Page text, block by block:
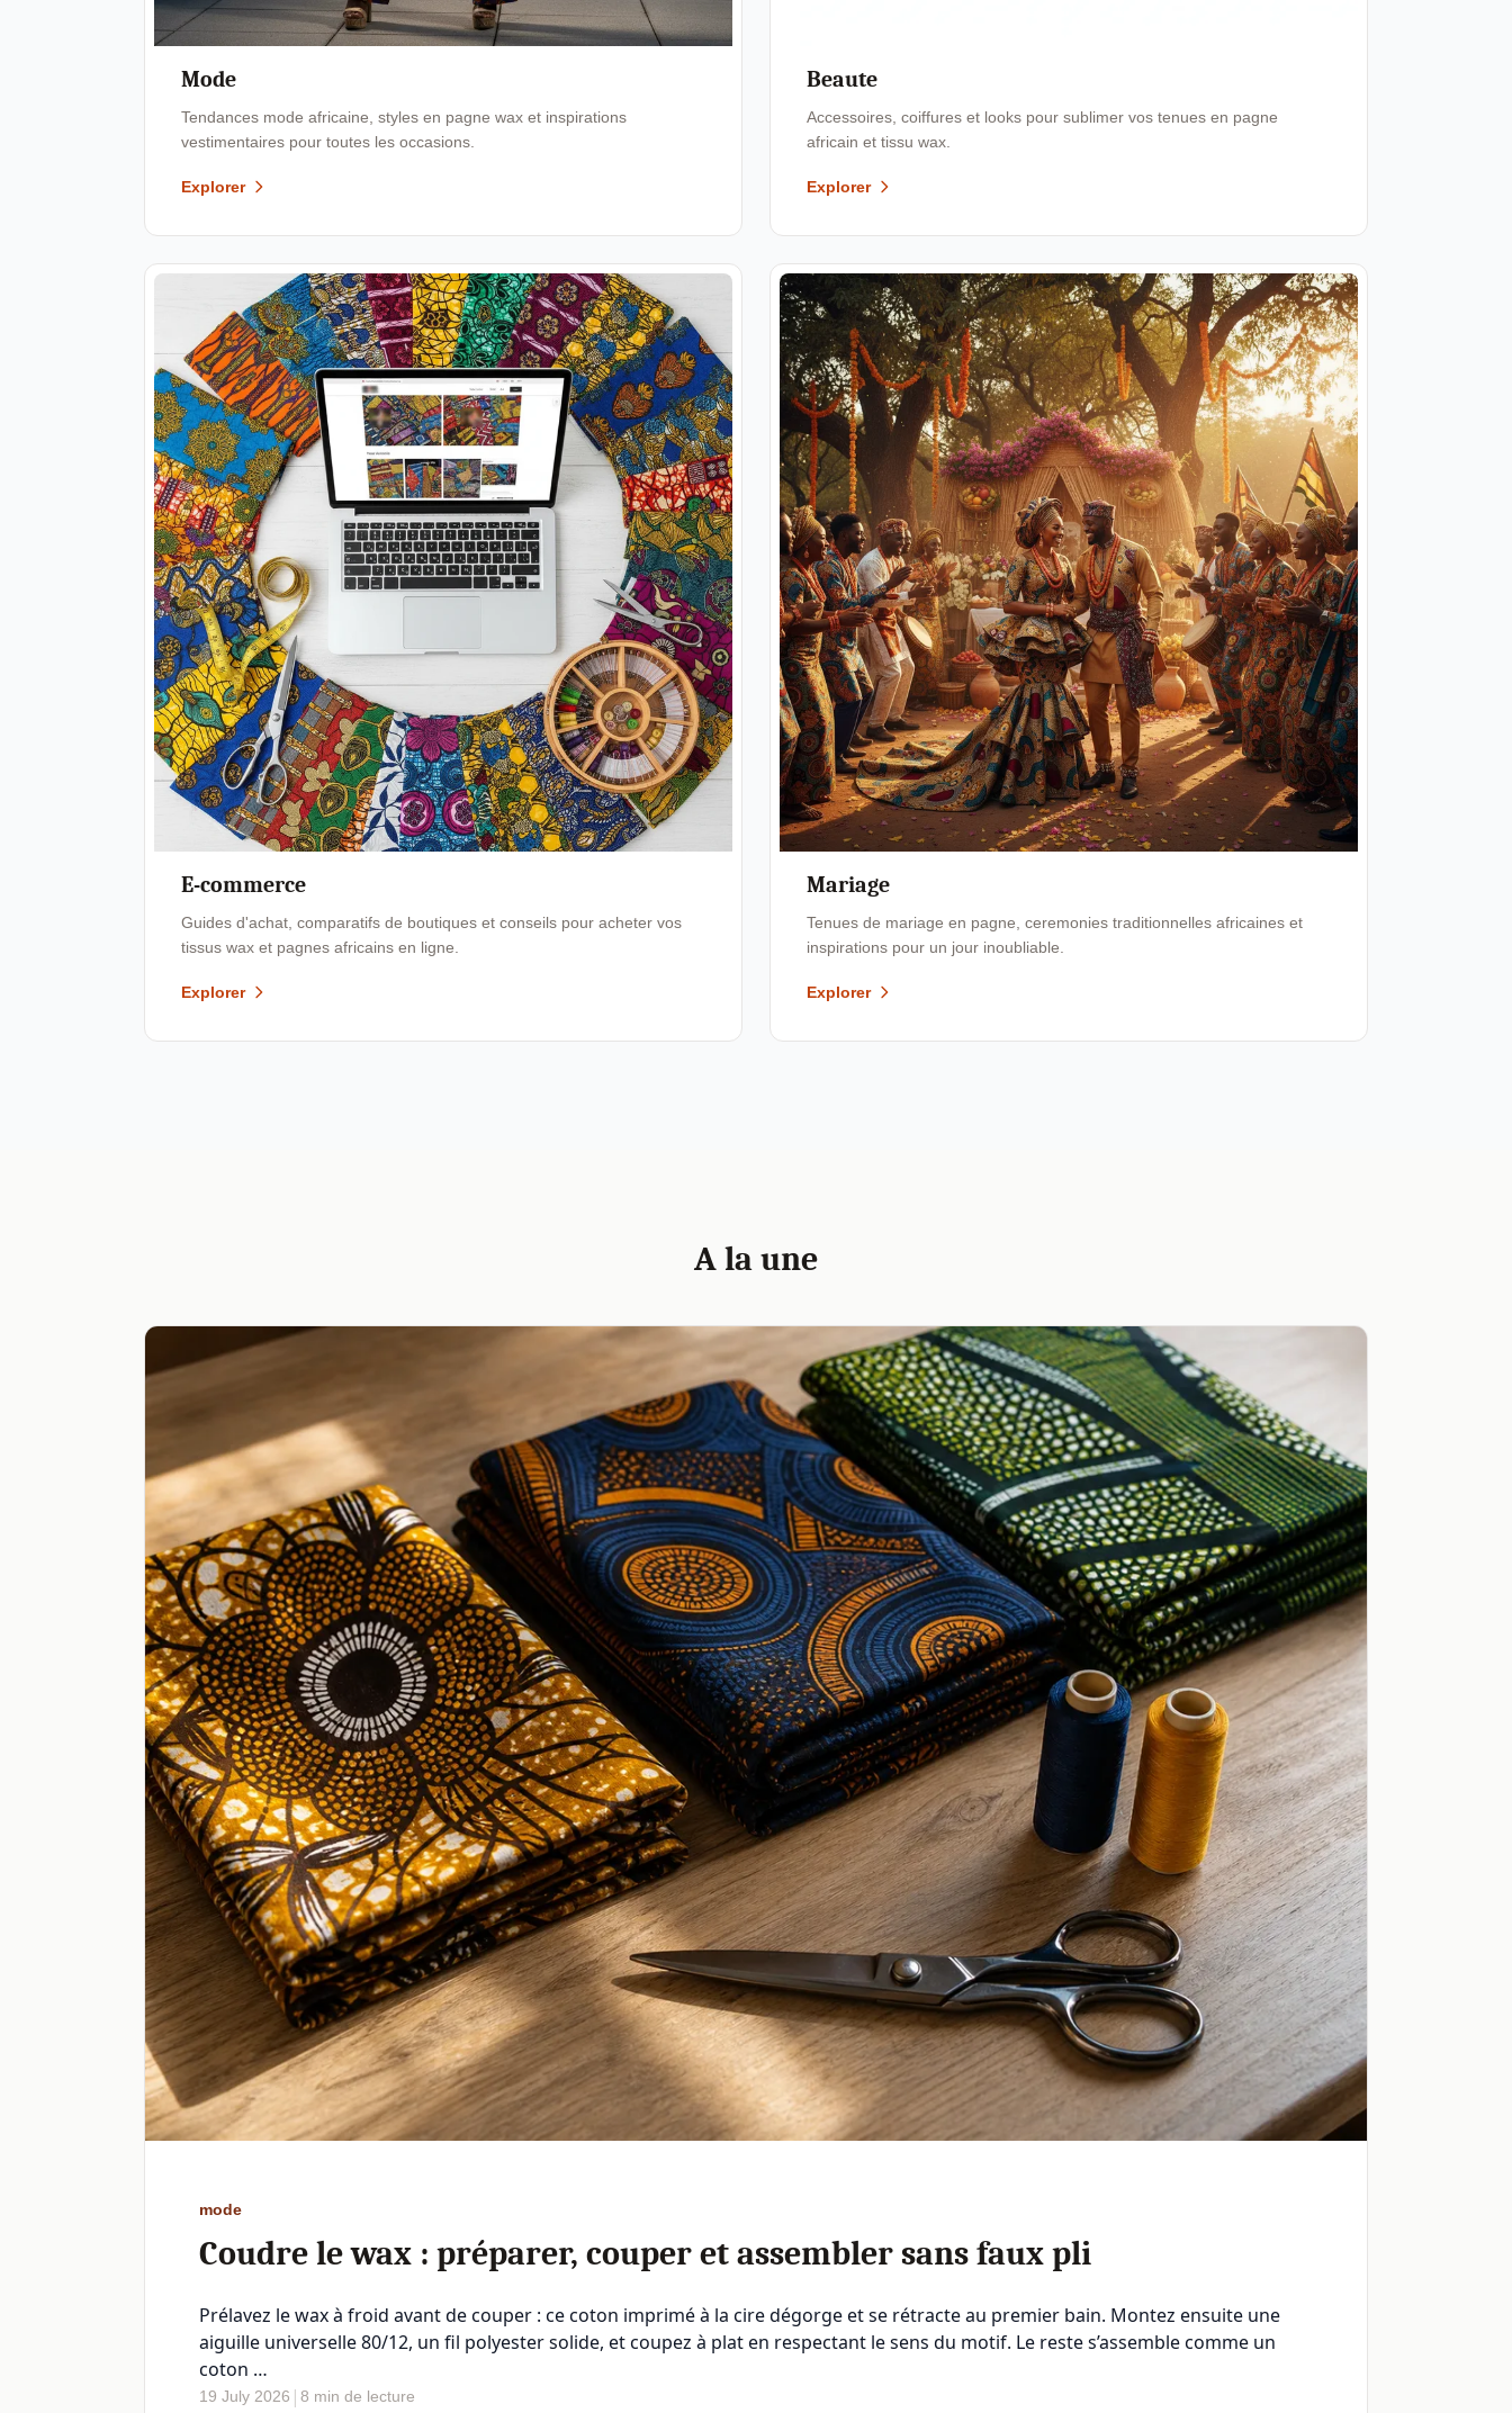
Mode
Tendances mode africaine, styles en pagne wax et inspirations
vestimentaires pour toutes les occasions.
Explorer
Beaute
Accessoires, coiffures et looks pour sublimer vos tenues en pagne
africain et tissu wax.
Explorer
E-commerce
Guides d'achat, comparatifs de boutiques et conseils pour acheter vos
tissus wax et pagnes africains en ligne.
Explorer
Mariage
Tenues de mariage en pagne, ceremonies traditionnelles africaines et
inspirations pour un jour inoubliable.
Explorer
A la une
mode
Coudre le wax : préparer, couper et assembler sans faux pli
Prélavez le wax à froid avant de couper : ce coton imprimé à la cire dégorge et se rétracte au premier bain. Montez ensuite une
aiguille universelle 80/12, un fil polyester solide, et coupez à plat en respectant le sens du motif. Le reste s’assemble comme un
coton …
19 July 2026 | 8 min de lecture